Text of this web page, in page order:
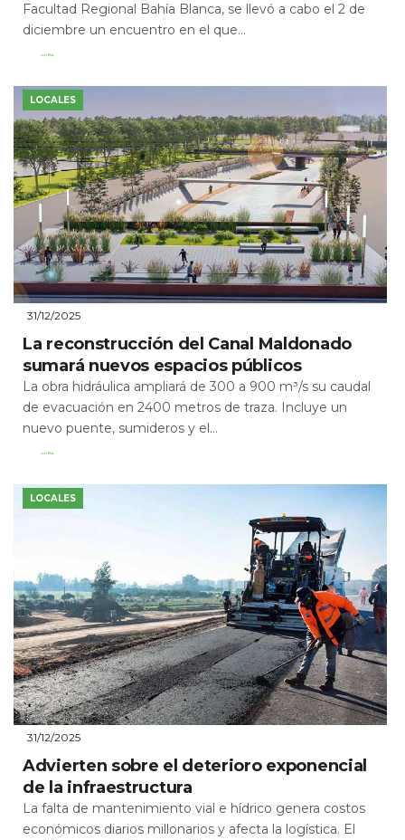
Facultad Regional Bahía Blanca, se llevó a cabo el 2 de
diciembre un encuentro en el que...
Leer Más
LOCALES
31/12/2025
La reconstrucción del Canal Maldonado
sumará nuevos espacios públicos
La obra hidráulica ampliará de 300 a 900 m³/s su caudal
de evacuación en 2400 metros de traza. Incluye un
nuevo puente, sumideros y el...
Leer Más
LOCALES
31/12/2025
Advierten sobre el deterioro exponencial
de la infraestructura
La falta de mantenimiento vial e hídrico genera costos
económicos diarios millonarios y afecta la logística. El